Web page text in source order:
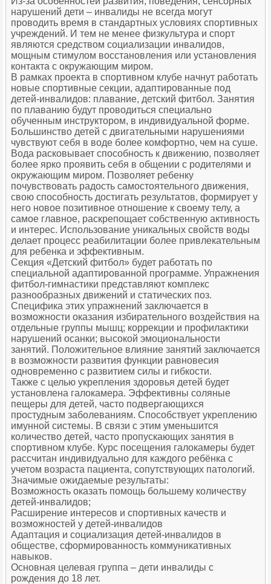
нарушений дети – инвалиды не всегда могут
проводить время в стандартных условиях спортивных
учреждений. И тем не менее физкультура и спорт
являются средством социализации инвалидов,
мощным стимулом восстановления или установления
контакта с окружающим миром.
В рамках проекта в спортивном клубе начнут работать
новые спортивные секции, адаптированные под
детей-инвалидов: плавание, детский фитбол. Занятия
по плаванию будут проводиться специально
обученным инструктором, в индивидуальной форме.
Большинство детей с двигательными нарушениями
чувствуют себя в воде более комфортно, чем на суше.
Вода расковывает способность к движению, позволяет
более ярко проявить себя в общении с родителями и
окружающим миром. Позволяет ребенку
почувствовать радость самостоятельного движения,
свою способность достигать результатов, формирует у
него новое позитивное отношение к своему телу, а
самое главное, раскрепощает собственную активность
и интерес. Использование уникальных свойств воды
делает процесс реабилитации более привлекательным
для ребенка и эффективным.
Секция «Детский фитбол» будет работать по
специальной адаптированной программе. Упражнения
фитбол-гимнастики представляют комплекс
разнообразных движений и статических поз.
Специфика этих упражнений заключается в
возможности оказания избирательного воздействия на
отдельные группы мышц; коррекции и профилактики
нарушений осанки; высокой эмоциональности
занятий. Положительное влияние занятий заключается
в возможности развития функции равновесия
одновременно с развитием силы и гибкости.
Также с целью укрепления здоровья детей будет
установлена галокамера. Эффективны соляные
пещеры для детей, часто подвергающихся
простудным заболеваниям. Способствует укреплению
имунной системы. В связи с этим уменьшится
количество детей, часто пропускающих занятия в
спортивном клубе. Курс посещения галокамеры будет
рассчитан индивидуально для каждого ребёнка с
учетом возраста пациента, сопутствующих патологий.
Значимые ожидаемые результаты:
Возможность оказать помощь большему количеству
детей-инвалидов;
Расширение интересов и спортивных качеств и
возможностей у детей-инвалидов
Адаптация и социализация детей-инвалидов в
обществе, сформированность коммуникативных
навыков.
Основная целевая группа – дети инвалиды с
рождения до 18 лет.